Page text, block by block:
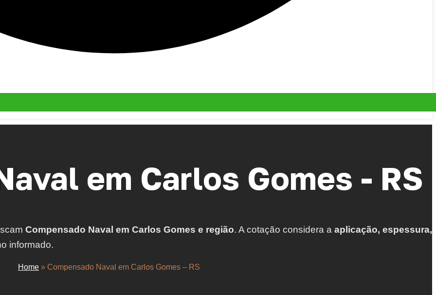
em Carlos Gomes - RS
Compensado Naval em Carlos Gomes e região. A cotação considera a aplicação, espessura,
informado.
Home » Compensado Naval em Carlos Gomes – RS